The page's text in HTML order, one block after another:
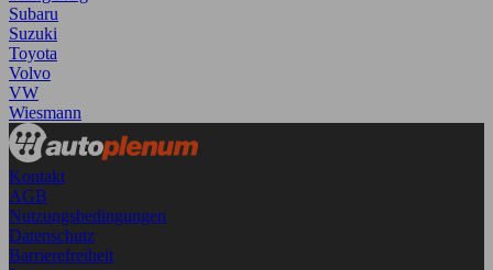
Subaru
Suzuki
Toyota
Volvo
VW
Wiesmann
Kontakt
AGB
Nutzungsbedingungen
Datenschutz
Barrierefreiheit